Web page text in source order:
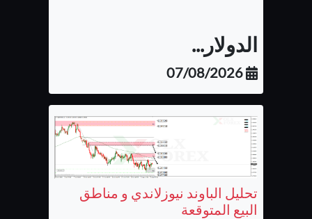
الدولار...
07/08/2026
تحليل الباوند نيوزلاندي و مناطق
البيع المتوقعة